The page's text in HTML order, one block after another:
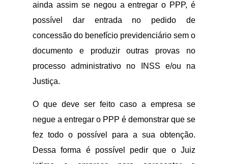
ainda assim se negou a entregar o PPP, é
possível dar entrada no pedido de
concessão do benefício previdenciário sem o
documento e produzir outras provas no
processo administrativo no INSS e/ou na
Justiça.
O que deve ser feito caso a empresa se
negue a entregar o PPP é demonstrar que se
fez todo o possível para a sua obtenção.
Dessa forma é possível pedir que o Juiz